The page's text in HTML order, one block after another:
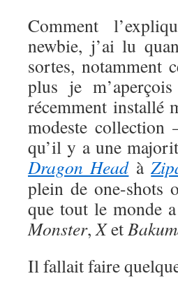
Comment
newbie, j’ai lu
sortes, notamment
plus je
récemment installé
modeste collection
qu’il y a une
Dragon Headà
plein de one-shots
que tout le monde
Monster,Xet
Il fallait faire